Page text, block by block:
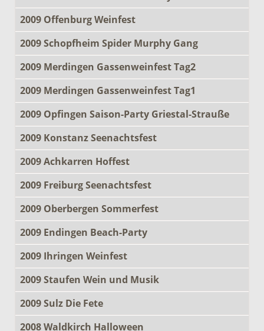
2009 Offenburg Weinfest
2009 Schopfheim Spider Murphy Gang
2009 Merdingen Gassenweinfest Tag2
2009 Merdingen Gassenweinfest Tag1
2009 Opfingen Saison-Party Griestal-Strauße
2009 Konstanz Seenachtsfest
2009 Achkarren Hoffest
2009 Freiburg Seenachtsfest
2009 Oberbergen Sommerfest
2009 Endingen Beach-Party
2009 Ihringen Weinfest
2009 Staufen Wein und Musik
2009 Sulz Die Fete
2008 Waldkirch Halloween